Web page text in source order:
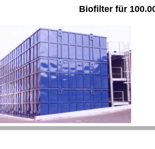
Biofilter für